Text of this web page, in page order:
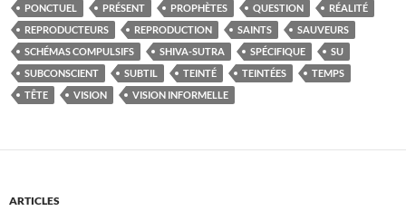
PONCTUEL
PRÉSENT PROPHÈTES QUESTION
RÉALITÉ
REPRODUCTEURS
REPRODUCTION SAINTS
SAUVEURS
SCHÉMAS COMPULSIFS
SHIVA-SUTRA SPÉCIFIQUE
SU
SUBCONSCIENT
SUBTIL TEINTÉ TEINTÉES
TEMPS
TÊTE
VISION VISION INFORMELLE
ARTICLES